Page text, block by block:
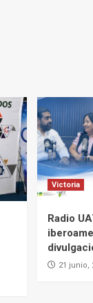
Victoria
Radio
21 junio,